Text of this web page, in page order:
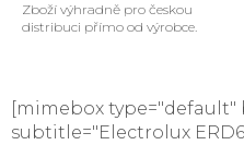
Zboží výhradně pro českou
distribuci přímo od výrobce.
[mimebox type="default"
subtitle="Electrolux